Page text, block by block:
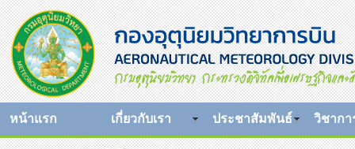
หน้าแรก เกี่ยวกับเรา ประชาสัมพันธ์ วิชากา